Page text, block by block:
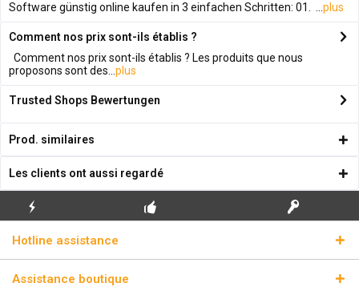
Software günstig online kaufen in 3 einfachen Schritten: 01. ... plus
Comment nos prix sont-ils établis ?
Comment nos prix sont-ils établis ? Les produits que nous
proposons sont des... plus
Trusted Shops Bewertungen
Prod. similaires
Les clients ont aussi regardé
ÉCLAIR
Hotline assistance
Assistance boutique